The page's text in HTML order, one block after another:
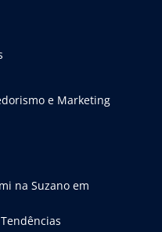
e Marketing
na Suzano em